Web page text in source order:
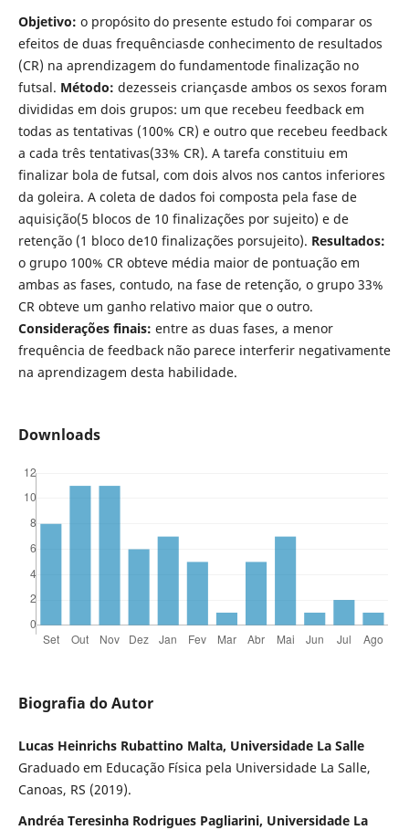
Objetivo: o propósito do presente estudo foi comparar os
efeitos de duas frequênciasde conhecimento de resultados
(CR) na aprendizagem do fundamentode finalização no
futsal. Método: dezesseis criançasde ambos os sexos foram
divididas em dois grupos: um que recebeu feedback em
todas as tentativas (100% CR) e outro que recebeu feedback
a cada três tentativas(33% CR). A tarefa constituiu em
finalizar bola de futsal, com dois alvos nos cantos inferiores
da goleira. A coleta de dados foi composta pela fase de
aquisição(5 blocos de 10 finalizações por sujeito) e de
retenção (1 bloco de10 finalizações porsujeito). Resultados:
o grupo 100% CR obteve média maior de pontuação em
ambas as fases, contudo, na fase de retenção, o grupo 33%
CR obteve um ganho relativo maior que o outro.
Considerações finais: entre as duas fases, a menor
frequência de feedback não parece interferir negativamente
na aprendizagem desta habilidade.
Downloads
Biografia do Autor
Lucas Heinrichs Rubattino Malta, Universidade La Salle
Graduado em Educação Física pela Universidade La Salle,
Canoas, RS (2019).
Andréa Teresinha Rodrigues Pagliarini, Universidade La